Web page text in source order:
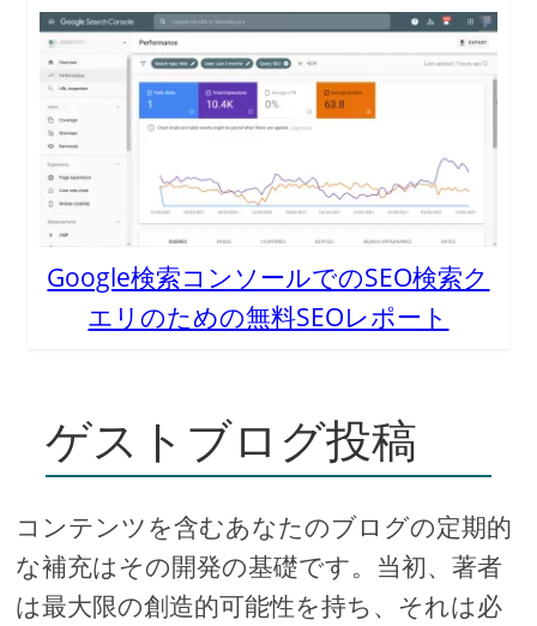
Google検索コンソールでのSEO検索ク
エリのための無料SEOレポート
ゲストブログ投稿
コンテンツを含むあなたのブログの定期的
な補充はその開発の基礎です。当初、著者
は最大限の創造的可能性を持ち、それは必